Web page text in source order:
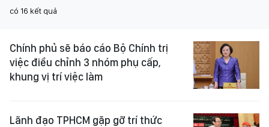
có 16 kết quả
Chính phủ sẽ báo cáo Bộ Chính trị
việc điều chỉnh 3 nhóm phụ cấp,
khung vị trí việc làm
Lãnh đạo TPHCM gặp gỡ trí thức